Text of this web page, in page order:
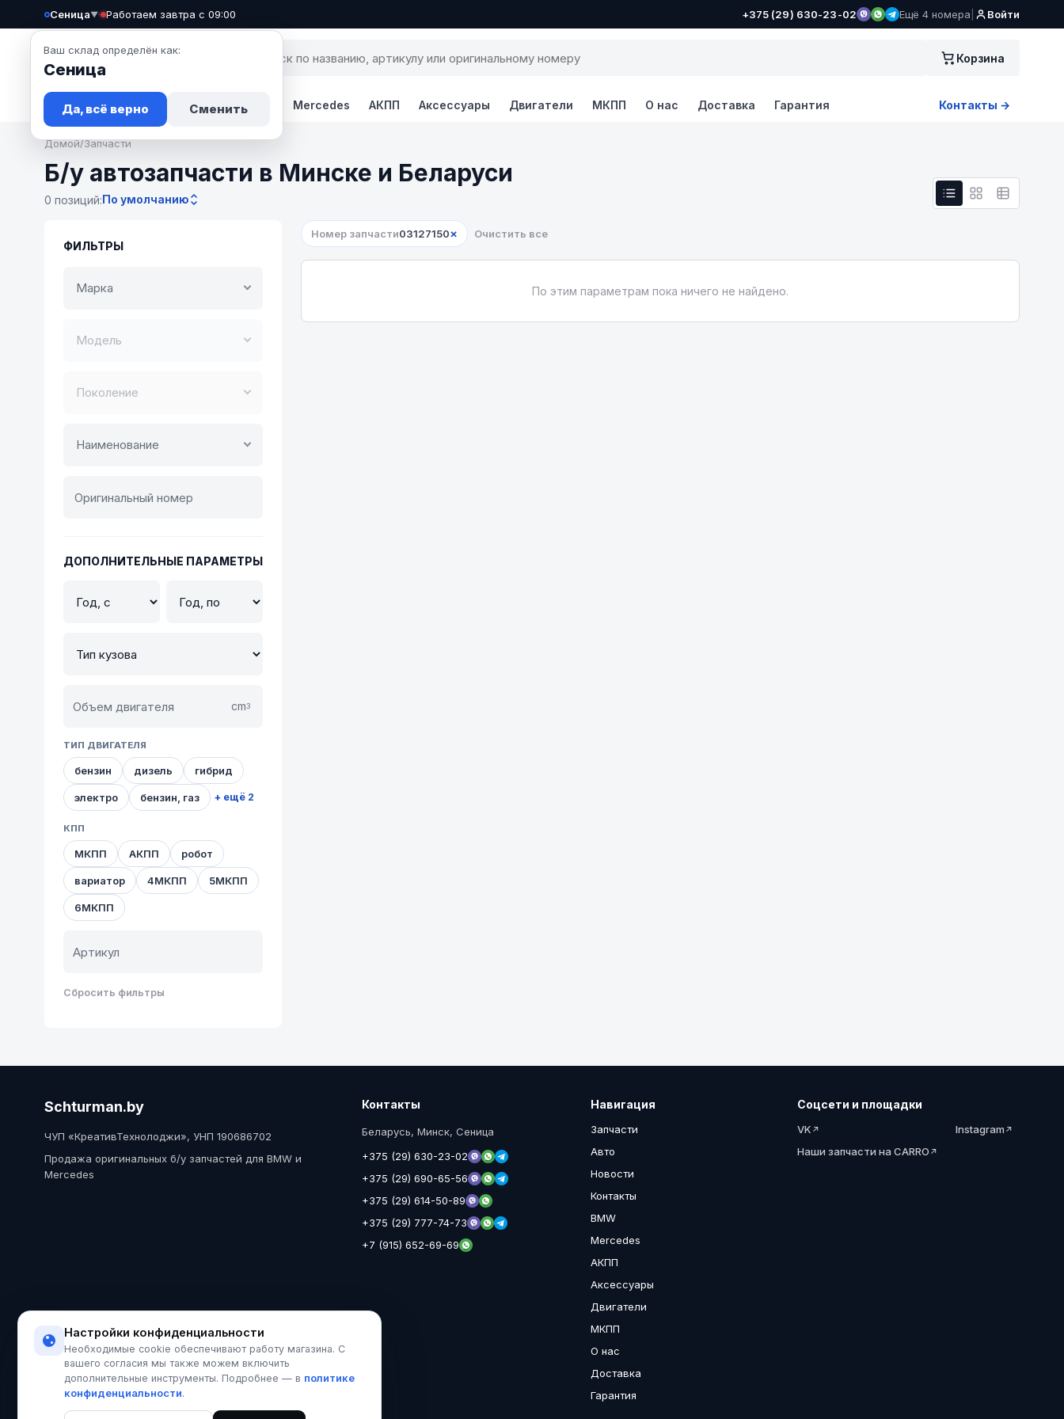
Сеница▼
Ваш склад определён как:
Сеница
Да, всё верно Сменить
· Работаем завтра с 09:00 +375 (29) 630-23-02 Ещё 4 номера Войти
Корзина
Запчасти Авто Новости Mercedes АКПП Аксессуары Двигатели МКПП О нас Доставка Гарантия Контакты →
Домой/Запчасти
Б/у автозапчасти в Минске и Беларуси
0 позиций:По умолчанию
ФИЛЬТРЫ
Марка
Модель
Поколение
Наименование
ДОПОЛНИТЕЛЬНЫЕ ПАРАМЕТРЫ
cm3
ТИП ДВИГАТЕЛЯ
бензин дизель гибрид
электро бензин, газ + ещё 2
КПП
МКПП АКПП робот
вариатор 4МКПП 5МКПП
6МКПП
Сбросить фильтры
Номер запчасти03127150× Очистить все
По этим параметрам пока ничего не найдено.
Schturman.by
ЧУП «КреативТехнолоджи», УНП 190686702
Продажа оригинальных б/у запчастей для BMW и
Mercedes
Контакты
Беларусь, Минск, Сеница
+375 (29) 630-23-02
+375 (29) 690-65-56
+375 (29) 614-50-89
+375 (29) 777-74-73
+7 (915) 652-69-69
Навигация
Запчасти
Авто
Новости
Контакты
BMW
Mercedes
АКПП
Аксессуары
Двигатели
МКПП
О нас
Доставка
Гарантия
Соцсети и площадки
VK
Instagram
Наши запчасти на CARRO
Настройки конфиденциальности
Необходимые cookie обеспечивают работу магазина. С
вашего согласия мы также можем включить
дополнительные инструменты. Подробнее — в политике
конфиденциальности.